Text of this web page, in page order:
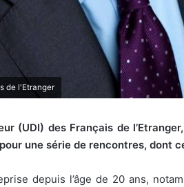
de l'Etranger
(UDI) des Français de
une série de rencontres, dont
depuis l’âge de 20 ans,